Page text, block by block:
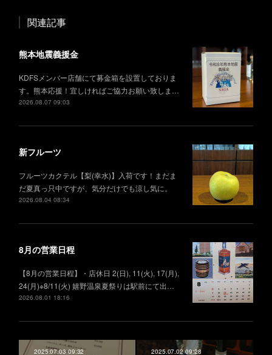
関連記事
熊本地震義援金
KDFSメンバー店舗にて募金箱を設置しておりま
す。熊本応援！宜しければご協力お願い致しま…
2026.08.07 09:03
新フルーツ
フルーツカクテル【梨(幸水)】入荷です！まだま
だ夏真っ只中ですが、気分だけでも涼し気に。
2026.08.04 08:34
8月の営業日程
【8月の営業日程】・店休日 2(日), 11(火), 17(月),
24(月)※8/11(火) 嬉野温泉夏祭りは駅前にて出…
2026.08.01 18:16
2025.07.03 09:32 2025.07.02 09:28